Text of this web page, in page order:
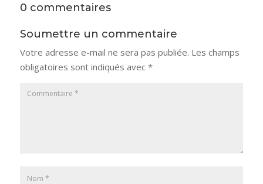
0 commentaires
Soumettre un commentaire
Votre adresse e-mail ne sera pas publiée. Les champs
obligatoires sont indiqués avec *